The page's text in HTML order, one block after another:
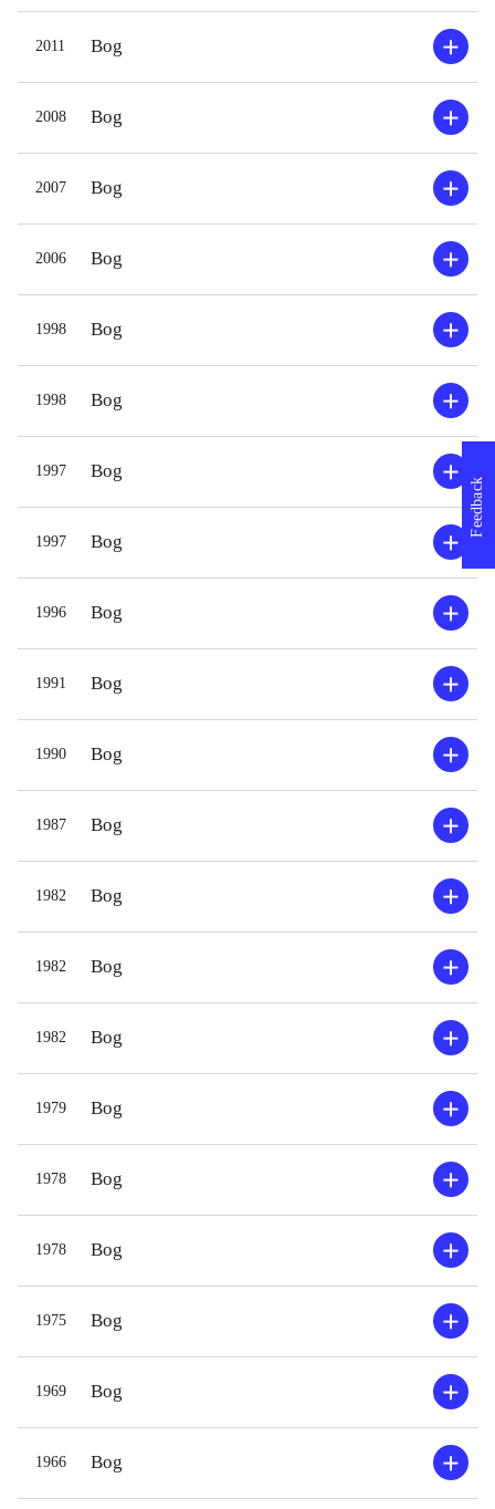
2011 Bog
2008 Bog
2007 Bog
2006 Bog
1998 Bog
1998 Bog
1997 Bog
1997 Bog
1996 Bog
1991 Bog
1990 Bog
1987 Bog
1982 Bog
1982 Bog
1982 Bog
1979 Bog
1978 Bog
1978 Bog
1975 Bog
1969 Bog
1966 Bog
Feedback